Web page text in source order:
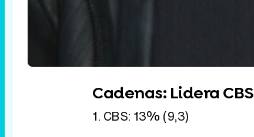
Cadenas: Lidera CBS
1. CBS: 13% (9,3)